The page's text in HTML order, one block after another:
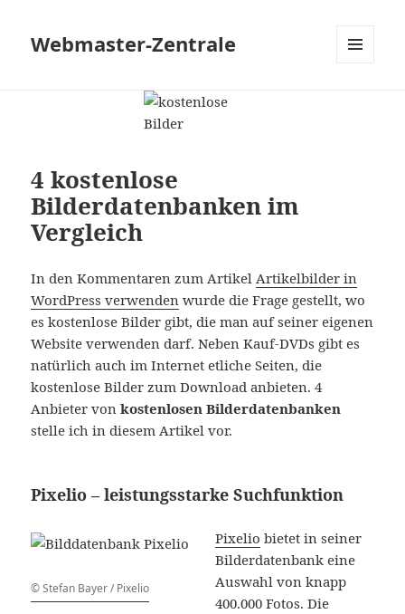
Webmaster-Zentrale
4 kostenlose
Bilderdatenbanken im
Vergleich
In den Kommentaren zum Artikel Artikelbilder in
WordPress verwenden wurde die Frage gestellt, wo
es kostenlose Bilder gibt, die man auf seiner eigenen
Website verwenden darf. Neben Kauf-DVDs gibt es
natürlich auch im Internet etliche Seiten, die
kostenlose Bilder zum Download anbieten. 4
Anbieter vonkostenlosen Bilderdatenbanken
stelle ich in diesem Artikel vor.
Pixelio – leistungsstarke Suchfunktion
© Stefan Bayer / Pixelio
Pixelio bietet in seiner
Bilderdatenbank eine
Auswahl von knapp
400.000 Fotos. Die